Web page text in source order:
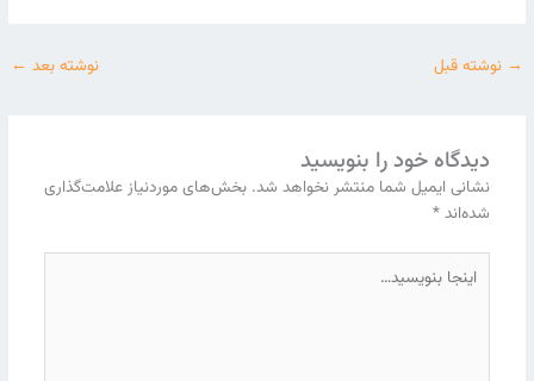
→ نوشته قبل نوشته بعد ←
دیدگاه‌ خود را بنویسید
نشانی ایمیل شما منتشر نخواهد شد. بخش‌های موردنیاز علامت‌گذاری
شده‌اند*
بنویسید…